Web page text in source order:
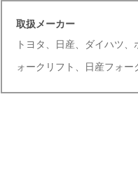
取扱メーカー
トヨタ、日産、ダイハツ
ォークリフト、日産フォー